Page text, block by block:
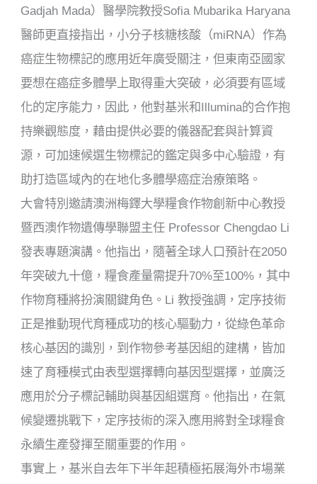
Gadjah Mada）醫學院教授Sofia Mubarika Haryana
醫師更直接指出，小分子核糖核酸（miRNA）作為
癌症生物標記的應用近年廣受關注，但東南亞國家
要想在癌症多體學上取得重大突破，必須要有區域
化的定序能力，因此，他對基米和Illumina的合作抱
持樂觀態度，藉由提供必要的儀器配套與計算資
源，可加速候選生物標記的鑑定與多中心驗證，有
助打造區域內的在地化多體學癌症治療策略。
大會特別邀請澳洲梅鐸大學糧食作物創新中心教授
暨西澳作物遺傳學聯盟主任 Professor Chengdao Li
發表專題演講。他指出，隨著全球人口預計在2050
年突破九十億，糧食產量需提升70%至100%，其中
作物育種將扮演關鍵角色。Li 教授強調，定序技術
正是推動現代育種成功的核心驅動力，從綠色革命
核心基因的識別，到作物參考基因組的建構，皆加
速了育種模式由表型選擇轉向基因型選擇，並廣泛
應用於分子標記輔助與基因組選育。他指出，在氣
候變遷挑戰下，定序技術的深入應用將對全球糧食
永續生產發揮至關重要的作用。
事實上，基米自去年下半年起積極拓展海外市場業